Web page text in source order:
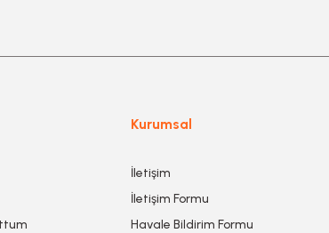
Kurumsal
İletişim
İletişim Formu
Havale Bildirim Formu